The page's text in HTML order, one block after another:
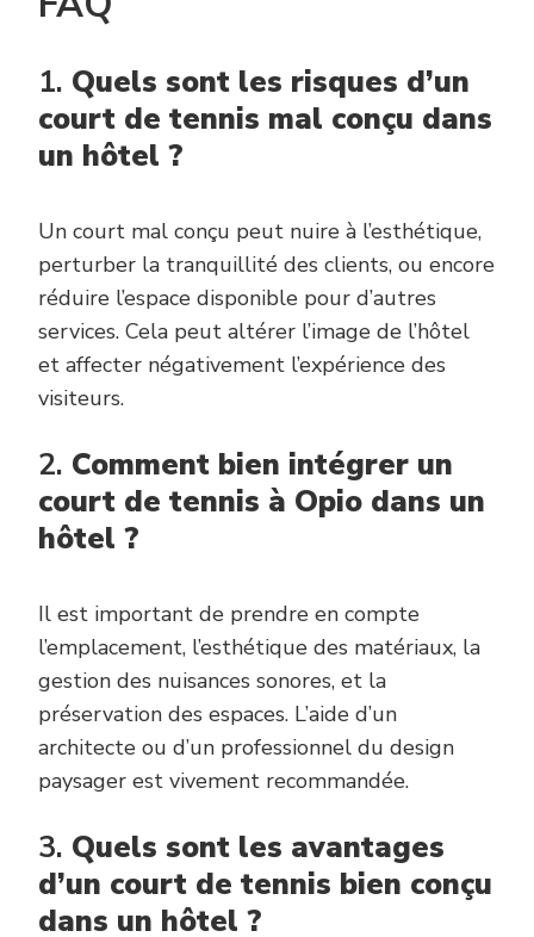
1. Quels sont les risques d’un
court de tennis mal conçu dans
un hôtel ?
Un court mal conçu peut nuire à l’esthétique,
perturber la tranquillité des clients, ou encore
réduire l’espace disponible pour d’autres
services. Cela peut altérer l’image de l’hôtel
et affecter négativement l’expérience des
visiteurs.
2. Comment bien intégrer un
court de tennis à Opio dans un
hôtel ?
Il est important de prendre en compte
l’emplacement, l’esthétique des matériaux, la
gestion des nuisances sonores, et la
préservation des espaces. L’aide d’un
architecte ou d’un professionnel du design
paysager est vivement recommandée.
3. Quels sont les avantages
d’un court de tennis bien conçu
dans un hôtel ?